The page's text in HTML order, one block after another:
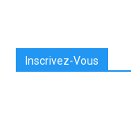
Inscrivez-Vous